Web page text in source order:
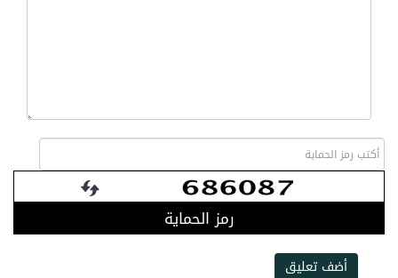
رمز الحماية
أضف تعليق